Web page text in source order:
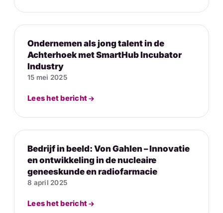
Ondernemen als jong talent in de
Achterhoek met SmartHub Incubator
Industry
15 mei 2025
Lees het bericht
Bedrijf in beeld: Von Gahlen – Innovatie
en ontwikkeling in de nucleaire
geneeskunde en radiofarmacie
8 april 2025
Lees het bericht